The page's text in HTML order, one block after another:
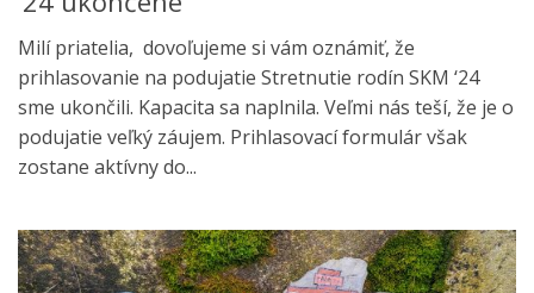
Milí priatelia, dovoľujeme si vám oznámiť, že
prihlasovanie na podujatie Stretnutie rodín SKM ‘24
sme ukončili. Kapacita sa naplnila. Veľmi nás teší, že je o
podujatie veľký záujem. Prihlasovací formulár však
zostane aktívny do...